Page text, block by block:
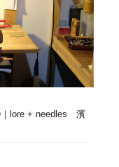
｜lore + needles 濱